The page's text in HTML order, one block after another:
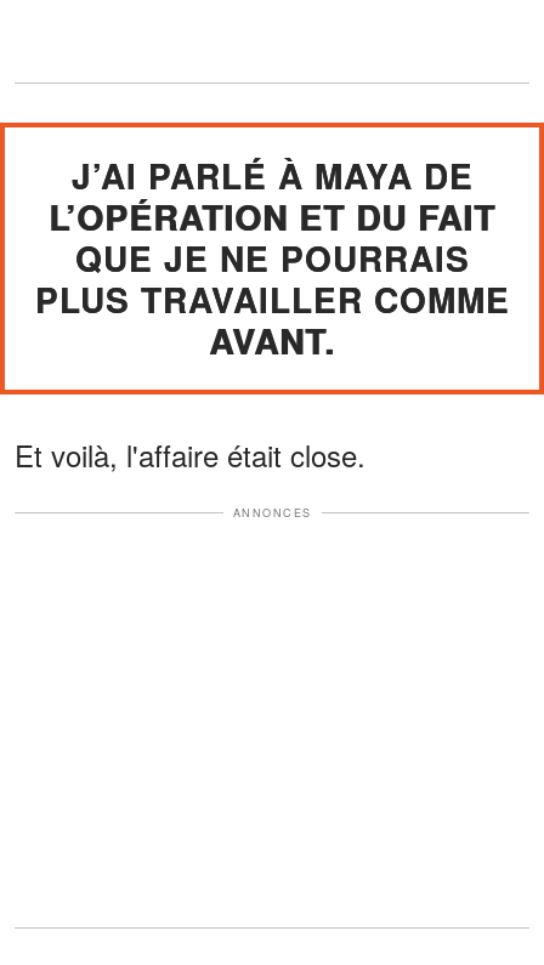
J’AI PARLÉ À MAYA DE
L’OPÉRATION ET DU FAIT
QUE JE NE POURRAIS
PLUS TRAVAILLER COMME
AVANT.
Et voilà, l'affaire était close.
ANNONCES